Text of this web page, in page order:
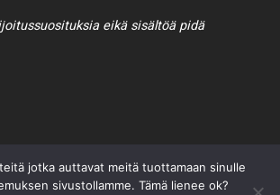
eikä sisältöä pidä
jotka auttavat meitä tuottamaan sinulle
sivustollamme. Tämä lienee ok?